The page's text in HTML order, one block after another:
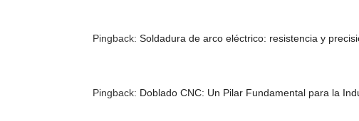
Pingback: Soldadura de arco eléctrico: resistencia y
Pingback: Doblado CNC: Un Pilar Fundamental para la